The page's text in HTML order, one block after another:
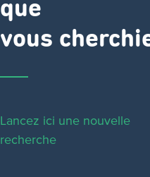
que
vous
Lancez ici une nouvelle
recherche